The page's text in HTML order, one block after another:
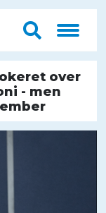
over
- men